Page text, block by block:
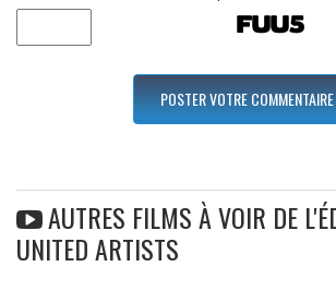
AUTRES FILMS À VOIR DE
UNITED ARTISTS